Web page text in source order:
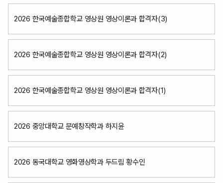
2026 한국예술종합학교 영상원 영상이론과 합격자(3)
2026 한국예술종합학교 영상원 영상이론과 합격자(2)
2026 한국예술종합학교 영상원 영상이론과 합격자(1)
2026 중앙대학교 문예창작학과 하지윤
2026 동국대학교 영화영상학과 두드림 황수인